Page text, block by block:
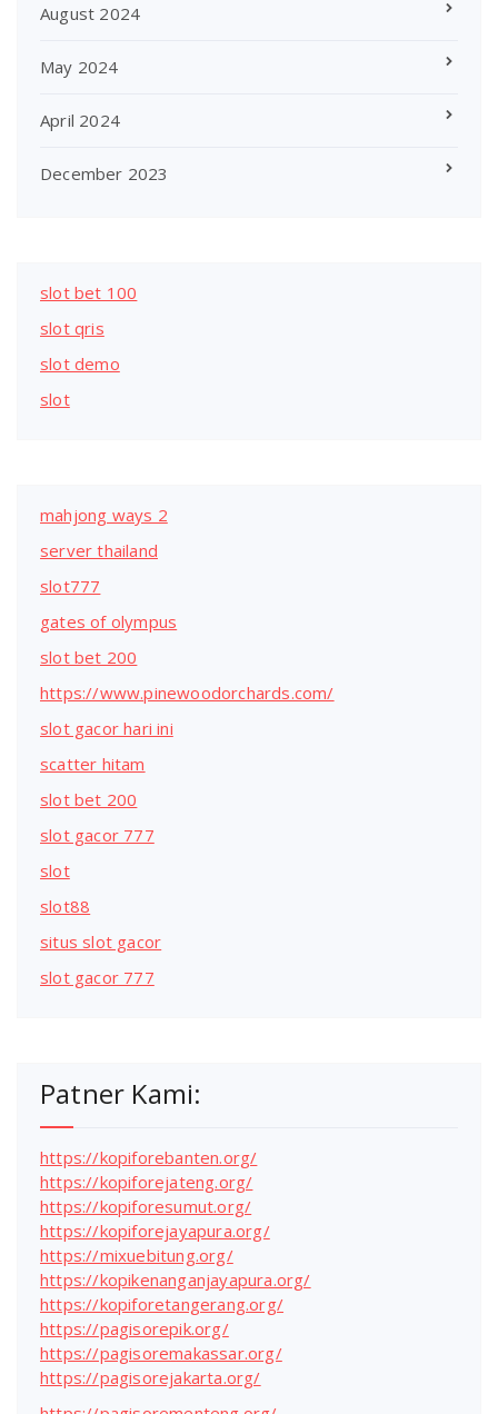
August 2024
May 2024
April 2024
December 2023
slot bet 100
slot qris
slot demo
slot
mahjong ways 2
server thailand
slot777
gates of olympus
slot bet 200
https://www.pinewoodorchards.com/
slot gacor hari ini
scatter hitam
slot bet 200
slot gacor 777
slot
slot88
situs slot gacor
slot gacor 777
Patner Kami:
https://kopiforebanten.org/
https://kopiforejateng.org/
https://kopiforesumut.org/
https://kopiforejayapura.org/
https://mixuebitung.org/
https://kopikenanganjayapura.org/
https://kopiforetangerang.org/
https://pagisorepik.org/
https://pagisoremakassar.org/
https://pagisorejakarta.org/